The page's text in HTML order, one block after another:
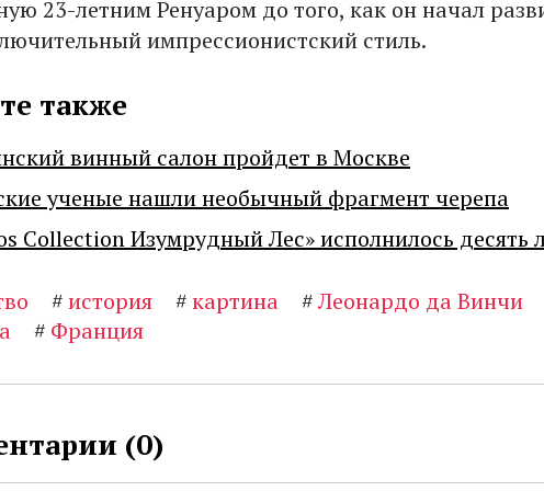
23-летним Ренуаром до того, как он начал
импрессионистский стиль.
также
винный салон пройдет в Москве
ученые нашли необычный фрагмент черепа
Collection Изумрудный Лес» исполнилось десять
#история #картина #Леонардо да Винчи
# Франция
(0)